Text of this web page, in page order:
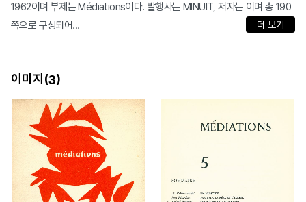
1962이며 부제는 Médiations이다. 발행사는 MINUIT, 저자는 이며 총 190
쪽으로 구성되어...
더 보기
이미지(3)